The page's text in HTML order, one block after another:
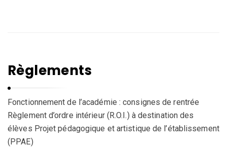
Règlements
Fonctionnement de l’académie : consignes de rentrée
Règlement d’ordre intérieur (R.O.I.) à destination des
élèves Projet pédagogique et artistique de l’établissement
(PPAE)